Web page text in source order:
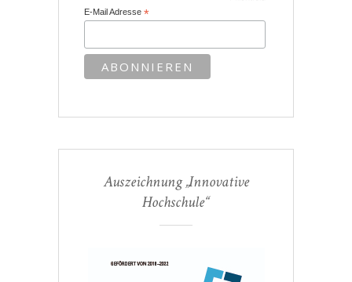
E-Mail Adresse*
Auszeichnung „Innovative
Hochschule“